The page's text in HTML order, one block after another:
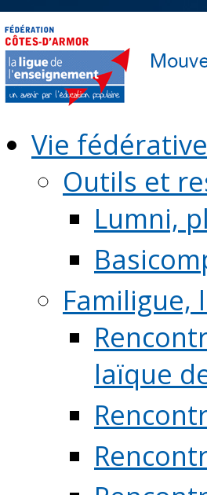
Vie
Outils et
Lumni,
Familigue,
laïque